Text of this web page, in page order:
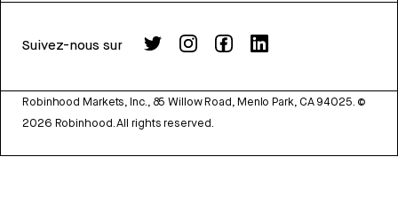
Suivez-nous sur
Robinhood Markets, Inc., 85 Willow Road, Menlo Park, CA 94025. ©
2026 Robinhood. All rights reserved.